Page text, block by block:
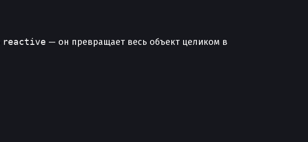
reactive — он превращает весь объект целиком в